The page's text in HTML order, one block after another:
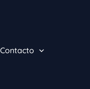
Contacto